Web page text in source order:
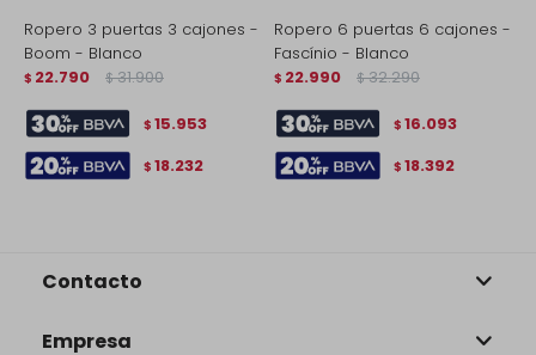
Ropero 3 puertas 3 cajones -
Boom - Blanco
$ 22.790 $ 31.900
$ 15.953
$ 18.232
Ropero 6 puertas 6 cajones -
Fascínio - Blanco
$ 22.990 $ 32.290
$ 16.093
$ 18.392
Contacto
Empresa